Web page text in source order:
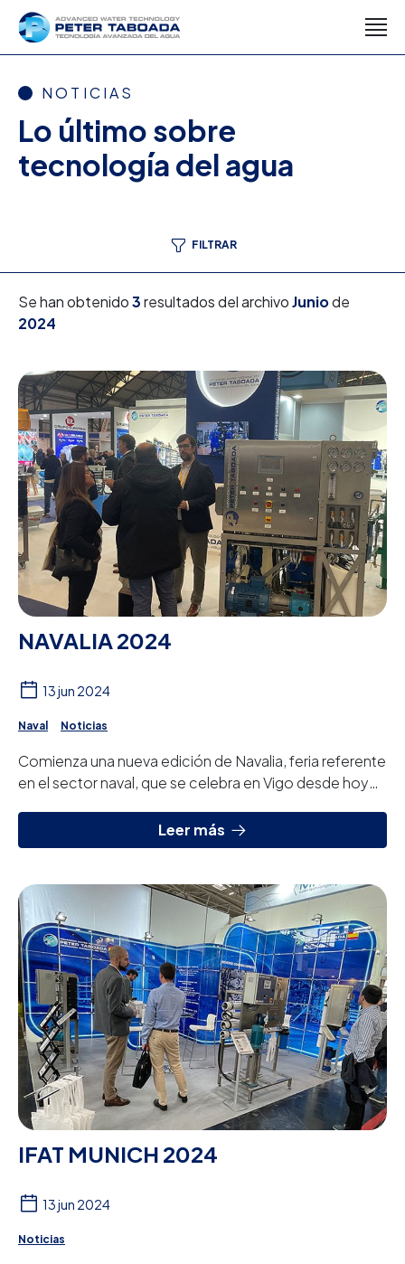
NOTICIAS
Lo último sobre
tecnología del agua
FILTRAR
Se han obtenido3resultados del archivoJuniode
2024
NAVALIA 2024
13 jun 2024
Naval Noticias
Comienza una nueva edición de Navalia, feria referente
en el sector naval, que se celebra en Vigo desde hoy
Leer más
IFAT MUNICH 2024
13 jun 2024
Noticias